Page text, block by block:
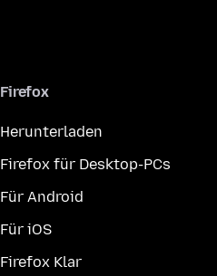
Firefox
Herunterladen
Firefox für Desktop-PCs
Für Android
Für iOS
Firefox Klar